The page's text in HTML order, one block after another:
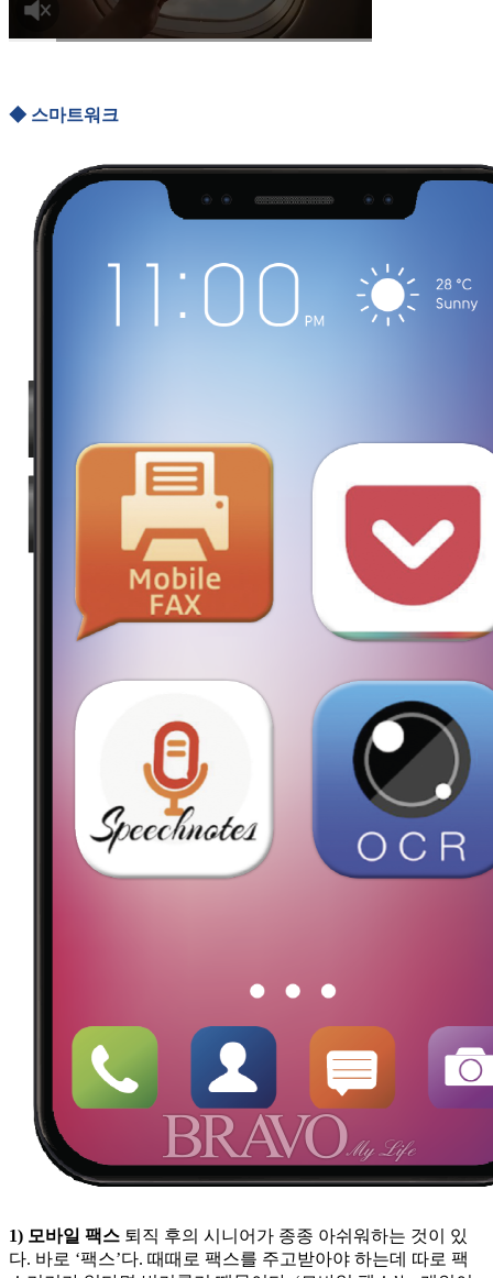
◆ 스마트워크
1) 모바일 팩스 퇴직 후의 시니어가 종종 아쉬워하는 것이 있
다. 바로 ‘팩스’다. 때때로 팩스를 주고받아야 하는데 따로 팩